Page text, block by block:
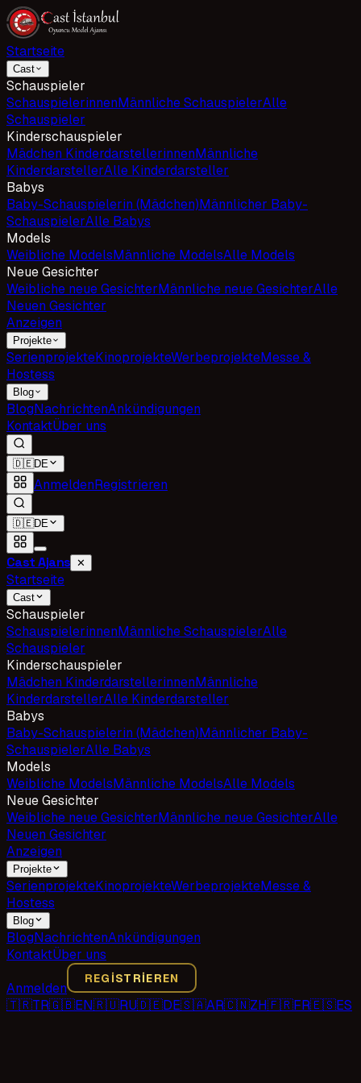
Startseite
Cast
Schauspieler
SchauspielerinnenMännliche SchauspielerAlle
Schauspieler
Kinderschauspieler
Mädchen KinderdarstellerinnenMännliche
KinderdarstellerAlle Kinderdarsteller
Babys
Baby-Schauspielerin (Mädchen)Männlicher Baby-
SchauspielerAlle Babys
Models
Weibliche ModelsMännliche ModelsAlle Models
Neue Gesichter
Weibliche neue GesichterMännliche neue GesichterAlle
Neuen Gesichter
Anzeigen
Projekte
SerienprojekteKinoprojekteWerbeprojekteMesse &
Hostess
Blog
BlogNachrichtenAnkündigungen
KontaktÜber uns
🇩🇪DE
AnmeldenRegistrieren
🇩🇪DE
Cast Ajans ✕
Startseite
Cast
Schauspieler
SchauspielerinnenMännliche SchauspielerAlle
Schauspieler
Kinderschauspieler
Mädchen KinderdarstellerinnenMännliche
KinderdarstellerAlle Kinderdarsteller
Babys
Baby-Schauspielerin (Mädchen)Männlicher Baby-
SchauspielerAlle Babys
Models
Weibliche ModelsMännliche ModelsAlle Models
Neue Gesichter
Weibliche neue GesichterMännliche neue GesichterAlle
Neuen Gesichter
Anzeigen
Projekte
SerienprojekteKinoprojekteWerbeprojekteMesse &
Hostess
Blog
BlogNachrichtenAnkündigungen
KontaktÜber uns
Anmelden
REGISTRIEREN
🇹🇷TR🇬🇧EN🇷🇺RU🇩🇪DE🇸🇦AR🇨🇳ZH🇫🇷FR🇪🇸ES